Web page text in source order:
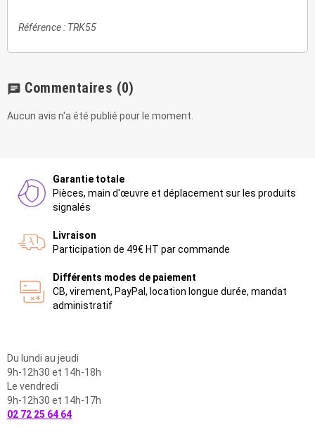
Référence : TRK55
chat Commentaires (0)
Aucun avis n'a été publié pour le moment.
Garantie totale
Pièces, main d'œuvre et déplacement sur les produits
signalés
Livraison
Participation de 49€ HT par commande
Différents modes de paiement
CB, virement, PayPal, location longue durée, mandat
administratif
Du lundi au jeudi
9h-12h30 et 14h-18h
Le vendredi
9h-12h30 et 14h-17h
02 72 25 64 64